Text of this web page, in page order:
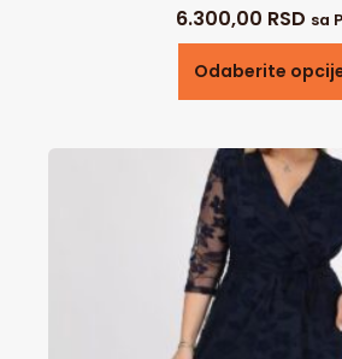
6.300,00 RSD sa
Odaberite